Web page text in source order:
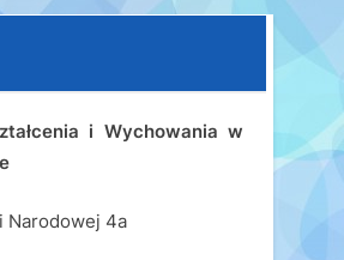
i Wychowania w
Narodowej 4a